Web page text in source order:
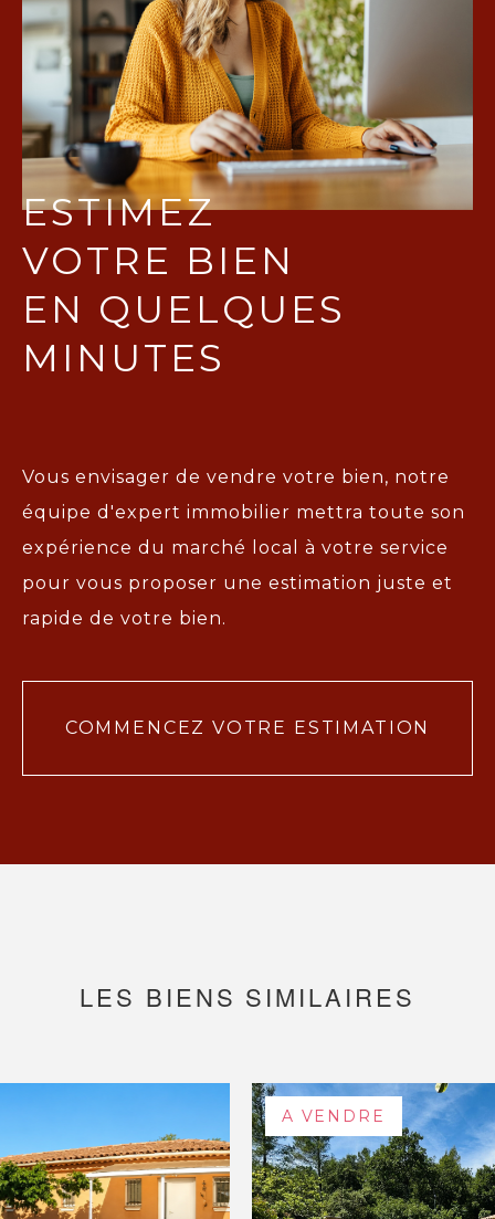
ESTIMEZ
VOTRE BIEN
EN QUELQUES
MINUTES
Vous envisager de vendre votre bien, notre
équipe d'expert immobilier mettra toute son
expérience du marché local à votre service
pour vous proposer une estimation juste et
rapide de votre bien.
COMMENCEZ VOTRE ESTIMATION
LES BIENS SIMILAIRES